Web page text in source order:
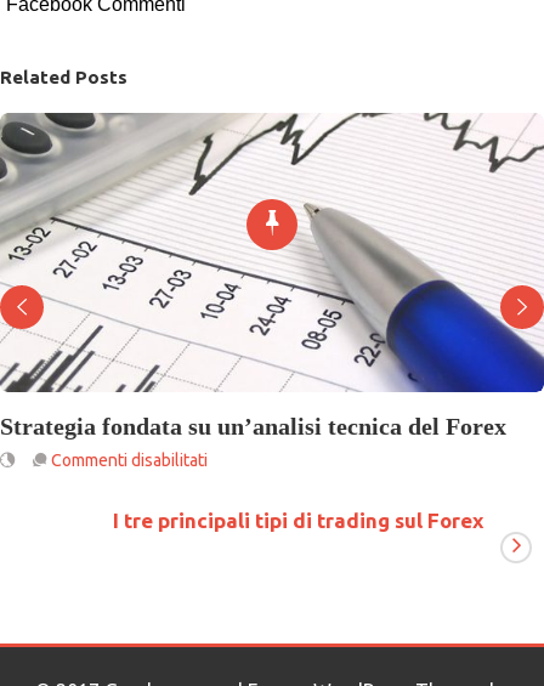
Facebook Commenti
Related Posts
Strategia fondata su un’analisi tecnica del Forex
Commenti disabilitati
su
I tre principali tipi di trading sul Forex